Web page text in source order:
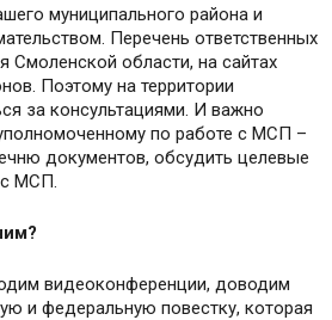
муниципального района и
Перечень ответственных
Смоленской области, на сайтах
Поэтому на территории
за консультациями. И важно
по работе с МСП –
документов, обсудить целевые
с МСП.
видеоконференции, доводим
и федеральную повестку, которая